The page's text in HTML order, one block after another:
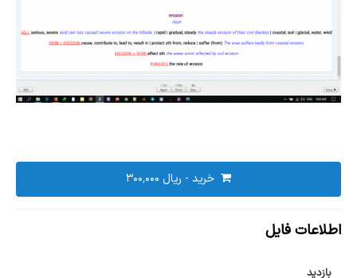
خرید - ‎ریال ۳۰۰٬۰۰۰
اطلاعات فایل
بازدید